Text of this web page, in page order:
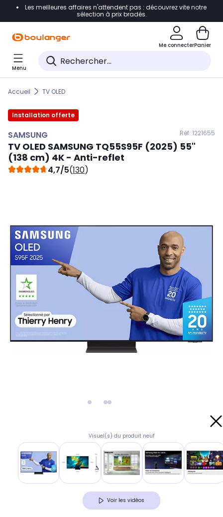
Accéder directement à la navigation
Accéder directement au pied de page
Accéder directement au chatbot
Les meilleures affaires n'attendent pas : découvrez vite notre
sélection à prix bradés.
Me connecterPanier
Menu
Accueil TV OLED
Installation offerte
SAMSUNG Réf. 1221655
TV OLED SAMSUNG TQ55S95F (2025) 55"
(138 cm) 4K - Anti-reflet
4,7/5(130)
Visuel(s) du produit neuf
Voir les vidéos